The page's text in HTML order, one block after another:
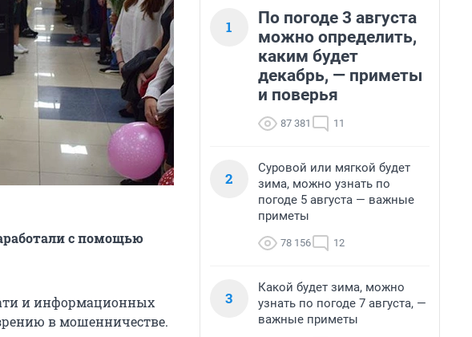
с помощью
и информационных
в мошенничестве.
1
По погоде 3 августа
можно определить,
каким будет
декабрь, — приметы
и поверья
87 381 11
2
Суровой или мягкой будет
зима, можно узнать по
погоде 5 августа — важные
приметы
78 156 12
3
Какой будет зима, можно
узнать по погоде 7 августа, —
важные приметы